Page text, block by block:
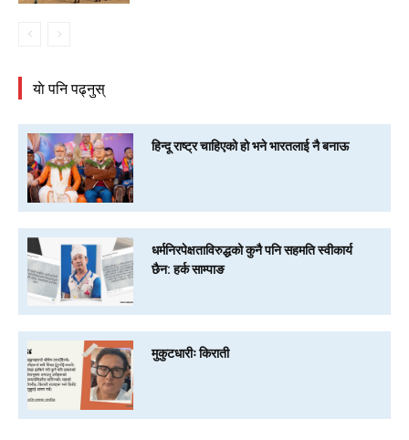
याे पनि पढ्नुस्
हिन्दू राष्ट्र चाहिएको हो भने भारतलाई नै बनाऊ
धर्मनिरपेक्षताविरुद्धको कुनै पनि सहमति स्वीकार्य
छैन: हर्क साम्पाङ
मुकुटधारीः किराती